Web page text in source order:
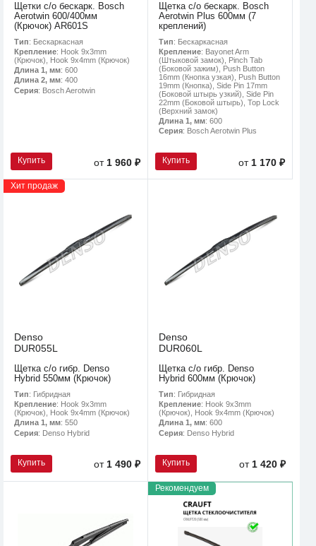
Щетки с/о бескарк. Bosch
Aerotwin 600/400мм
(Крючок) AR601S
Тип: Бескаркасная
Крепление: Hook 9x3mm
(Крючок), Hook 9x4mm (Крючок)
Длина 1, мм: 600
Длина 2, мм: 400
Серия: Bosch Aerotwin
Купить от 1 960 ₽
Щетка с/о бескарк. Bosch
Aerotwin Plus 600мм (7
креплений)
Тип: Бескаркасная
Крепление: Bayonet Arm
(Штыковой замок), Pinch Tab
(Боковой зажим), Push Button
16mm (Кнопка узкая), Push Button
19mm (Кнопка), Side Pin 17mm
(Боковой штырь узкий), Side Pin
22mm (Боковой штырь), Top Lock
(Верхний замок)
Длина 1, мм: 600
Серия: Bosch Aerotwin Plus
Купить от 1 170 ₽
Хит продаж
Denso
DUR055L
Щетка с/о гибр. Denso
Hybrid 550мм (Крючок)
Тип: Гибридная
Крепление: Hook 9x3mm
(Крючок), Hook 9x4mm (Крючок)
Длина 1, мм: 550
Серия: Denso Hybrid
Купить от1 490 ₽
Denso
DUR060L
Щетка с/о гибр. Denso
Hybrid 600мм (Крючок)
Тип: Гибридная
Крепление: Hook 9x3mm
(Крючок), Hook 9x4mm (Крючок)
Длина 1, мм: 600
Серия: Denso Hybrid
Купить от1 420 ₽
Рекомендуем